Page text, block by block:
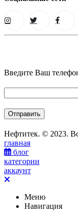
Введите Ваш
Нефтитек. © 2023.
главная
блог
категории
аккаунт
Меню
Навигация